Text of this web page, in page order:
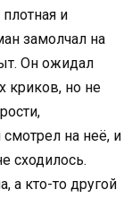
и
замолчал на
Он ожидал
криков, но не
на неё, и
сходилось.
а кто-то другой